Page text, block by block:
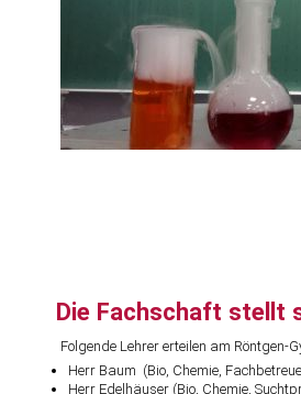
Die Fachschaft stellt
Folgende Lehrer erteilen am Röntgen-
Herr Baum (Bio, Chemie,
Herr Edelhäuser (Bio, Chemie,